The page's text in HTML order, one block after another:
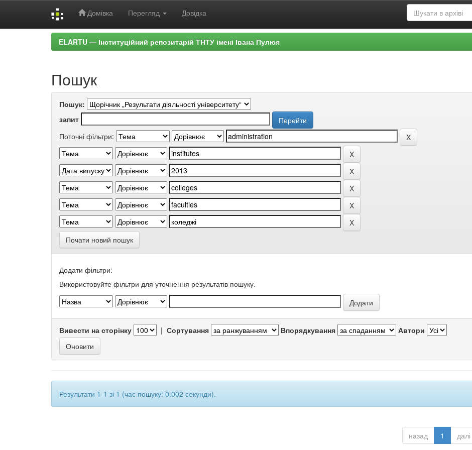
Домівка Перегляд Довідка
ELARTU — Інституційний репозитарій ТНТУ імені Івана Пулюя
Пошук
Пошук:
запит
Поточні фільтри:
Почати новий пошук
Додати фільтри:
Використовуйте фільтри для уточнення результатів пошуку.
Вивести на сторінку | Сортування Впорядкування Автори
Результати 1-1 зі 1 (час пошуку: 0.002 секунди).
назад 1 далі